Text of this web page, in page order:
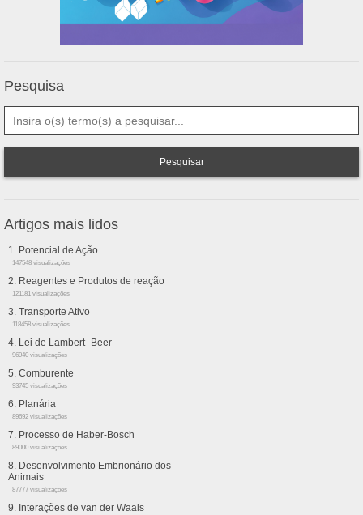
Pesquisa
Pesquisar
Artigos mais lidos
Potencial de Ação
147548 visualizações
Reagentes e Produtos de reação
121181 visualizações
Transporte Ativo
118458 visualizações
Lei de Lambert–Beer
96940 visualizações
Comburente
93745 visualizações
Planária
89692 visualizações
Processo de Haber-Bosch
89000 visualizações
Desenvolvimento Embrionário dos
Animais
87777 visualizações
Interações de van der Waals